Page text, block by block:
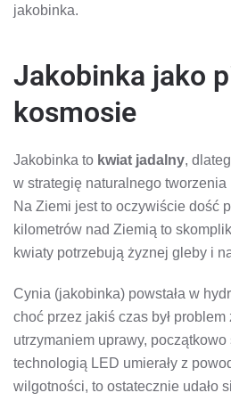
jakobinka.
Jakobinka jako
kosmosie
Jakobinka to kwiat jadalny,
w strategię naturalnego
Na Ziemi jest to oczywiście dość
kilometrów nad Ziemią to
kwiaty potrzebują żyznej gleby i
Cynia (jakobinka) powstała w
choć przez jakiś czas był
utrzymaniem uprawy,
technologią LED umierały z
wilgotności, to ostatecznie udało